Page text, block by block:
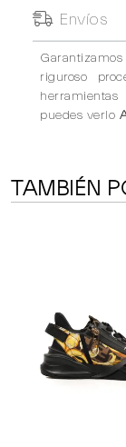
Envíos
riguroso
puedes verlo
TAMBIÉN